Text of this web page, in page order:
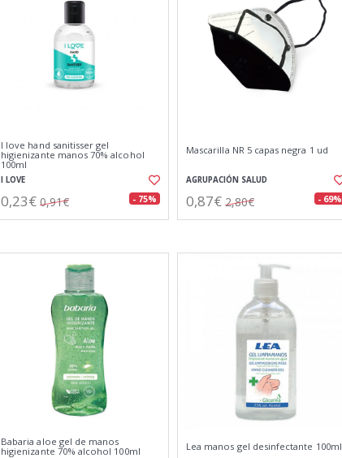
I love hand sanitisser gel
higienizante manos 70% alcohol
100ml
I LOVE
0,23€ 0,91€ - 75%
Mascarilla NR 5 capas negra 1 ud
AGRUPACIÓN SALUD
0,87€ 2,80€ - 69%
Babaria aloe gel de manos
higienizante 70% alcohol 100ml
Lea manos gel desinfectante 100ml